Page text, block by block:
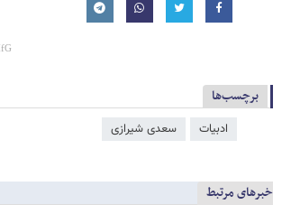
برچسب‌ها
ادبیات سعدی شیرازی
خبرهای مرتبط